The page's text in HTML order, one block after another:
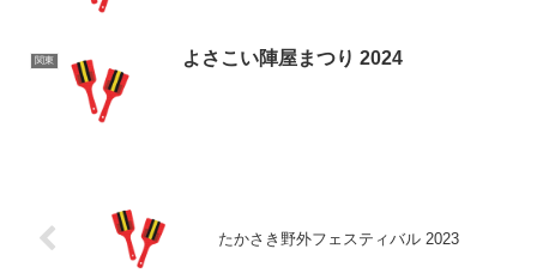
関東 よさこい陣屋まつり 2024
たかさき野外フェスティバル 2023